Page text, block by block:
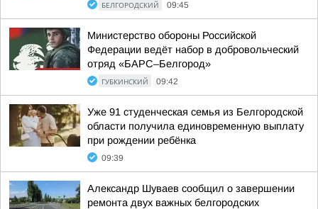
БЕЛГОРОДСКИЙ 09:45
Министерство обороны Российской
Федерации ведёт набор в добровольческий
отряд «БАРС–Белгород»
ГУБКИНСКИЙ 09:42
Уже 91 студенческая семья из Белгородской
области получила единовременную выплату
при рождении ребёнка
09:39
Александр Шуваев сообщил о завершении
ремонта двух важных белгородских